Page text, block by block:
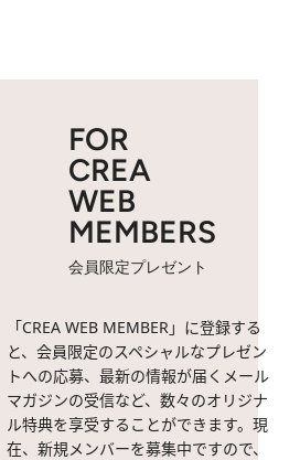
FOR
CREA
WEB
MEMBERS
会員限定プレゼント
「CREA WEB MEMBER」に登録する
と、会員限定のスペシャルなプレゼン
トへの応募、最新の情報が届くメール
マガジンの受信など、数々のオリジナ
ル特典を享受することができます。現
在、新規メンバーを募集中ですので、